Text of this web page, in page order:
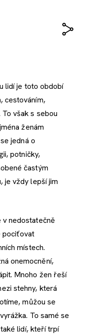
lidí je toto období
cestováním,
však s sebou
ženám
jedná o
potničky,
častým
je vždy lepší jim
v nedostatečně
pociťovat
místech.
onemocnění,
Mnoho žen řeší
stehny, která
můžou se
To samé se
lidí, kteří trpí